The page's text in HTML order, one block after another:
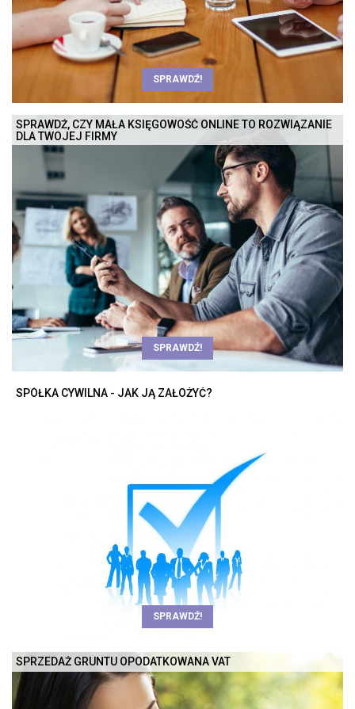
SPRAWDŹ!
SPRAWDŹ, CZY MAŁA KSIĘGOWOŚĆ ONLINE TO ROZWIĄZANIE
DLA TWOJEJ FIRMY
SPRAWDŹ!
SPÓŁKA CYWILNA - JAK JĄ ZAŁOŻYĆ?
SPRAWDŹ!
SPRZEDAŻ GRUNTU OPODATKOWANA VAT